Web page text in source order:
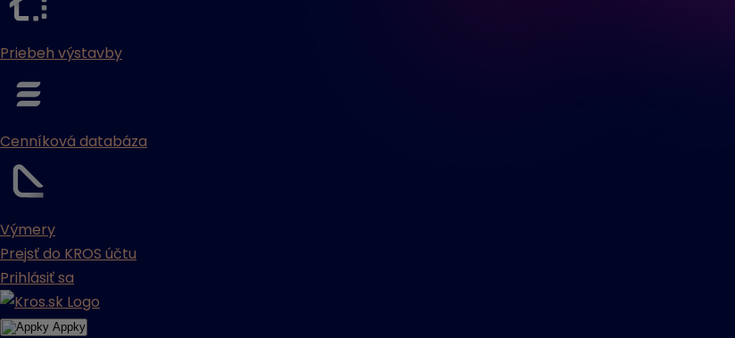
Priebeh výstavby
Cenníková databáza
Výmery
Prejsť do KROS účtu
Prihlásiť sa
Appky